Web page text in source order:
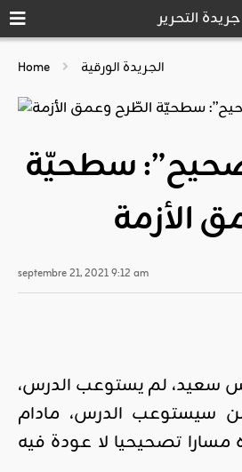
جريدة التحرير
Home الجريدة الورقية
سطحيّة
الأزمة
septembre 21, 2021 9:12 am
سعيد، لم يستوعب الدرس،
سيستوعب الدرس، مادام
مسارا تصحيحيا لا عودة فيه